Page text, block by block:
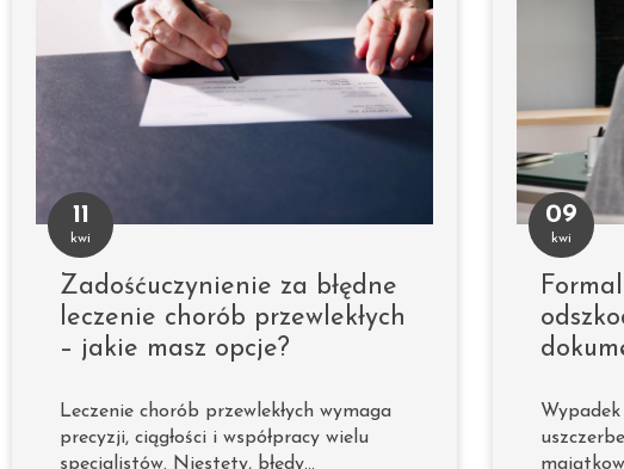
11
kwi
Zadośćuczynienie za błędne
leczenie chorób przewlekłych
– jakie masz opcje?
Leczenie chorób przewlekłych wymaga
precyzji, ciągłości i współpracy wielu
specjalistów. Niestety, błędy…
09
kwi
Wypadek